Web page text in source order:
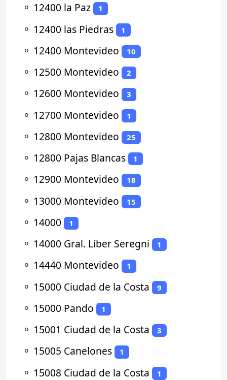
⚬ 12400 la Paz 1
⚬ 12400 las Piedras 1
⚬ 12400 Montevideo 10
⚬ 12500 Montevideo 2
⚬ 12600 Montevideo 3
⚬ 12700 Montevideo 1
⚬ 12800 Montevideo 25
⚬ 12800 Pajas Blancas 1
⚬ 12900 Montevideo 18
⚬ 13000 Montevideo 15
⚬ 14000 1
⚬ 14000 Gral. Líber Seregni 1
⚬ 14440 Montevideo 1
⚬ 15000 Ciudad de la Costa 9
⚬ 15000 Pando 1
⚬ 15001 Ciudad de la Costa 3
⚬ 15005 Canelones 1
⚬ 15008 Ciudad de la Costa 1